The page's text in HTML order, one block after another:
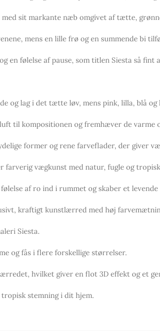
sit markante næb omgivet af tætte,
mens en lille frø og en summende bi
en følelse af pause, som titlen Siesta så fint
og lag i det tætte løv, mens pink, lilla, blå
til kompositionen og fremhæver de varme
former og rene farveflader, der giver
farverig vægkunst med natur, fugle og
af ro ind i rummet og skaber et
kraftigt kunstlærred med høj
Siesta.
og fås i flere forskellige størrelser.
hvilket giver en flot 3D effekt og et
stemning i dit hjem.